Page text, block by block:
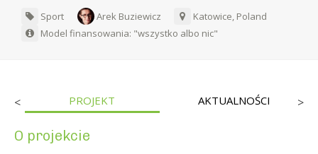
Sport Arek Buziewicz
Katowice, Poland
Model finansowania: "wszystko albo nic"
< PROJEKT AKTUALNOŚCI >
O projekcie